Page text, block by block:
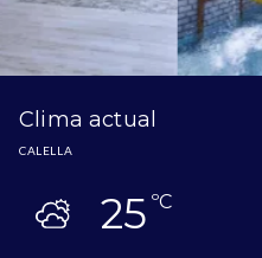
Clima actual
CALELLA
25ºC